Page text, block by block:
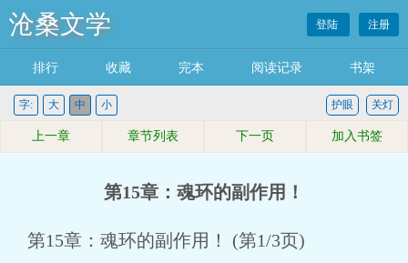
沧桑文学 登陆 注册
排行 收藏 完本 阅读记录 书架
字: 大 中 小 关灯
护眼
上一章 章节列表 下一页 加入书签
第15章：魂环的副作用！
第15章：魂环的副作用！ (第1/3页)